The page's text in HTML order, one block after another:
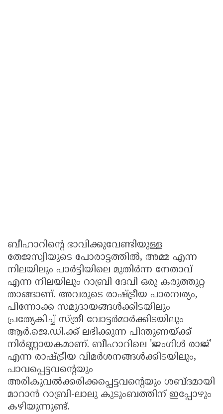
ബീഹാറിന്റെ ഭാവിക്കുവേണ്ടിയുള്ള
തേജസ്വിയുടെ പോരാട്ടത്തിൽ, അമ്മ എന്ന
നിലയിലും പാർട്ടിയിലെ മുതിർന്ന നേതാവ്
എന്ന നിലയിലും റാബ്രി ദേവി ഒരു കരുത്തുറ്റ
താങ്ങാണ്. അവരുടെ രാഷ്ട്രീയ പാരമ്പര്യം,
പിന്നോക്ക സമുദായങ്ങൾക്കിടയിലും
പ്രത്യേകിച്ച് സ്ത്രീ വോട്ടർമാർക്കിടയിലും
ആർ.ജെ.ഡി.ക്ക് ലഭിക്കുന്ന പിന്തുണയ്ക്ക്
നിർണ്ണായകമാണ്. ബീഹാറിലെ 'ജംഗിൾ രാജ്'
എന്ന രാഷ്ട്രീയ വിമർശനങ്ങൾക്കിടയിലും,
പാവപ്പെട്ടവന്റെയും
അരികുവൽക്കരിക്കപ്പെട്ടവന്റെയും ശബ്ദമായി
മാറാൻ റാബ്രി-ലാലു കുടുംബത്തിന് ഇപ്പോഴും
കഴിയുന്നുണ്ട്.